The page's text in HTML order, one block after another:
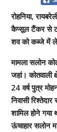
रोहनिया,
कैप्सूल टैंकर से
शव को कब्जे में
मामला सलोन
जहां। कोतवाली
24 वर्ष पुत्र
निवासी
शामिल होने
ऊंचाहार सलोन